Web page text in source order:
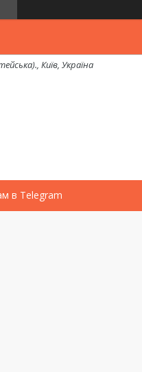
Київ, Україна
в Telegram